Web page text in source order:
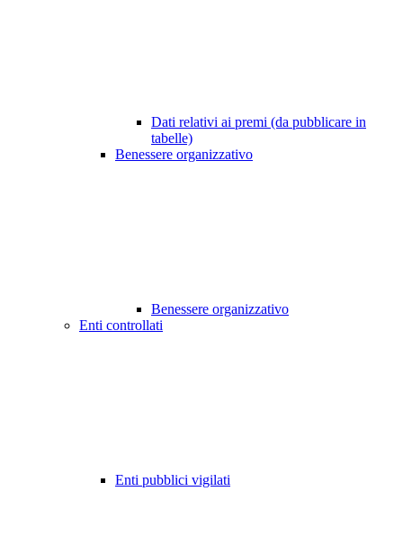
Dati relativi ai premi (da pubblicare in
tabelle)
Benessere organizzativo
Benessere organizzativo
Enti controllati
Enti pubblici vigilati